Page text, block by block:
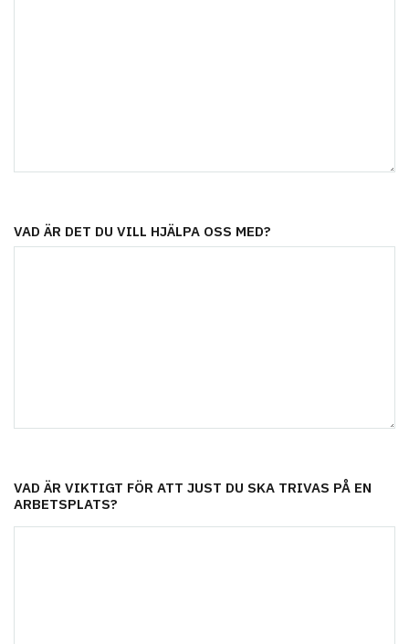
VAD ÄR DET DU VILL HJÄLPA OSS MED?
VAD ÄR VIKTIGT FÖR ATT JUST DU SKA TRIVAS PÅ EN
ARBETSPLATS?